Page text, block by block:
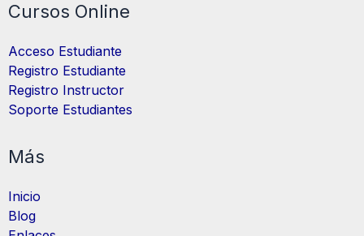
Cursos Online
Acceso Estudiante
Registro Estudiante
Registro Instructor
Soporte Estudiantes
Más
Inicio
Blog